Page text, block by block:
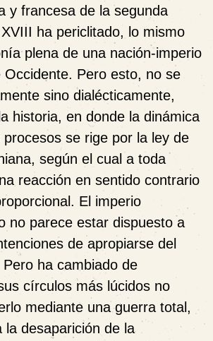
y francesa de la segunda
ha periclitado, lo mismo
plena de una nación-imperio
Occidente. Pero esto, no se
sino dialécticamente,
historia, en donde la dinámica
se rige por la ley de
según el cual a toda
reacción en sentido contrario
El imperio
no parece estar dispuesto a
de apropiarse del
ha cambiado de
círculos más lúcidos no
mediante una guerra total,
la desaparición de la